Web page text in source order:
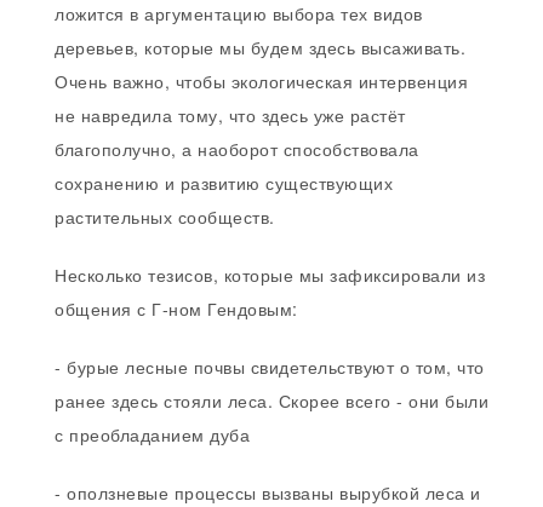
ложится в аргументацию выбора тех видов
деревьев, которые мы будем здесь высаживать.
Очень важно, чтобы экологическая интервенция
не навредила тому, что здесь уже растёт
благополучно, а наоборот способствовала
сохранению и развитию существующих
растительных сообществ.
Несколько тезисов, которые мы зафиксировали из
общения с Г-ном Гендовым:
- бурые лесные почвы свидетельствуют о том, что
ранее здесь стояли леса. Скорее всего - они были
с преобладанием дуба
- оползневые процессы вызваны вырубкой леса и